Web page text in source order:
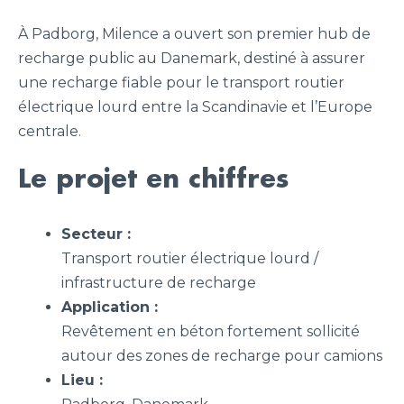
À Padborg, Milence a ouvert son premier hub de
recharge public au Danemark, destiné à assurer
une recharge fiable pour le transport routier
électrique lourd entre la Scandinavie et l’Europe
centrale.
Le projet en chiffres
Secteur :
Transport routier électrique lourd /
infrastructure de recharge
Application :
Revêtement en béton fortement sollicité
autour des zones de recharge pour camions
Lieu :